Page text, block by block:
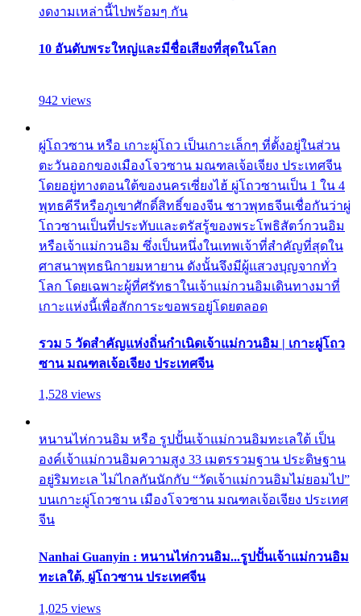
งดงามเหล่านี้ไปพร้อมๆ กัน
10 อันดับพระใหญ่และมีชื่อเสียงที่สุดในโลก
942 views
ผู่โถวซาน หรือ เกาะผู่โถว เป็นเกาะเล็กๆ ที่ตั้งอยู่ในส่วน
ตะวันออกของเมืองโจวซาน มณฑลเจ้อเจียง ประเทศจีน
โดยอยู่ทางตอนใต้ของนครเซี่ยงไฮ้ ผู่โถวซานเป็น 1 ใน 4
พุทธคีรีหรือภูเขาศักดิ์สิทธิ์ของจีน ชาวพุทธจีนเชื่อกันว่าผู่
โถวซานเป็นที่ประทับและตรัสรู้ของพระโพธิสัตว์กวนอิม
หรือเจ้าแม่กวนอิม ซึ่งเป็นหนึ่งในเทพเจ้าที่สำคัญที่สุดใน
ศาสนาพุทธนิกายมหายาน ดังนั้นจึงมีผู้แสวงบุญจากทั่ว
โลก โดยเฉพาะผู้ที่ศรัทธาในเจ้าแม่กวนอิมเดินทางมาที่
เกาะแห่งนี้เพื่อสักการะขอพรอยู่โดยตลอด
รวม 5 วัดสำคัญแห่งถิ่นกำเนิดเจ้าแม่กวนอิม | เกาะผู่โถว
ซาน มณฑลเจ้อเจียง ประเทศจีน
1,528 views
หนานไห่กวนอิม หรือ รูปปั้นเจ้าแม่กวนอิมทะเลใต้ เป็น
องค์เจ้าแม่กวนอิมความสูง 33 เมตรรวมฐาน ประดิษฐาน
อยู่ริมทะเล ไม่ไกลกันนักกับ “วัดเจ้าแม่กวนอิมไม่ยอมไป”
บนเกาะผู่โถวซาน เมืองโจวซาน มณฑลเจ้อเจียง ประเทศ
จีน
Nanhai Guanyin : หนานไห่กวนอิม...รูปปั้นเจ้าแม่กวนอิม
ทะเลใต้, ผู่โถวซาน ประเทศจีน
1,025 views